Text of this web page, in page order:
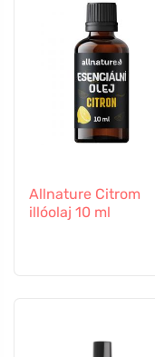
Allnature Citrom
illóolaj 10 ml